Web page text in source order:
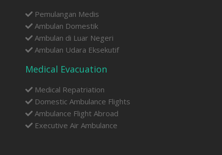
Pemulangan Medis
Ambulan Domestik
Ambulan di Luar Negeri
Ambulan Udara Eksekutif
Medical Evacuation
Medical Repatriation
Domestic Ambulance Flights
Ambulance Flight Abroad
Executive Air Ambulance